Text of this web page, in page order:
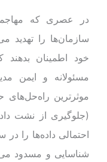
در عصری که
سازمان‌ها را تهدید
خود اطمینان بدهند
مسئولانه و ایمن
احتمالی داده‌ها را
شناسایی و مسدود